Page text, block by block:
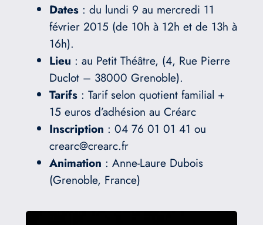
Dates : du lundi 9 au mercredi 11
février 2015 (de 10h à 12h et de 13h à
16h).
Lieu : au Petit Théâtre, (4, Rue Pierre
Duclot – 38000 Grenoble).
Tarifs: Tarif selon quotient familial +
15 euros d’adhésion au Créarc
Inscription : 04 76 01 01 41 ou
crearc@crearc.fr
Animation : Anne-Laure Dubois
(Grenoble, France)